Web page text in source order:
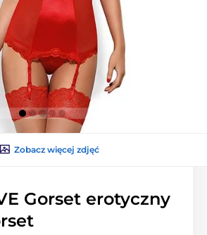
Zobacz więcej zdjęć
Gorset erotyczny